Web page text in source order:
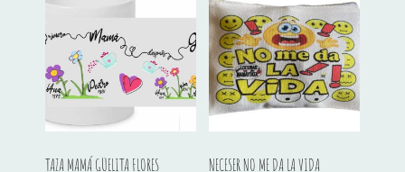
TAZA MAMÁ GÜELITA FLORES NECESER NO ME DA LA VIDA